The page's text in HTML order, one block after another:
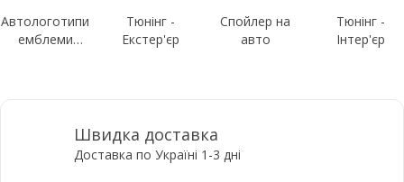
Автологотипи
емблеми
Тюнінг -
Екстер'єр
Спойлер на
авто
Тюнінг -
Інтер'єр
Швидка доставка
Доставка по Україні 1-3 дні